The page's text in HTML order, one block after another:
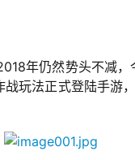
年仍然势头不减
玩法正式登陆手游